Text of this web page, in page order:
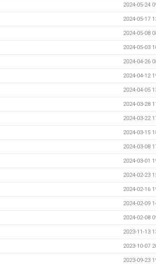
2024-05-24
2024-05-17
2024-05-08
2024-05-03
2024-04-26
2024-04-12
2024-04-05
2024-03-28
2024-03-22
2024-03-15
2024-03-08
2024-03-01
2024-02-23
2024-02-16
2024-02-09
2024-02-08
2023-11-13
2023-10-07
2023-09-23